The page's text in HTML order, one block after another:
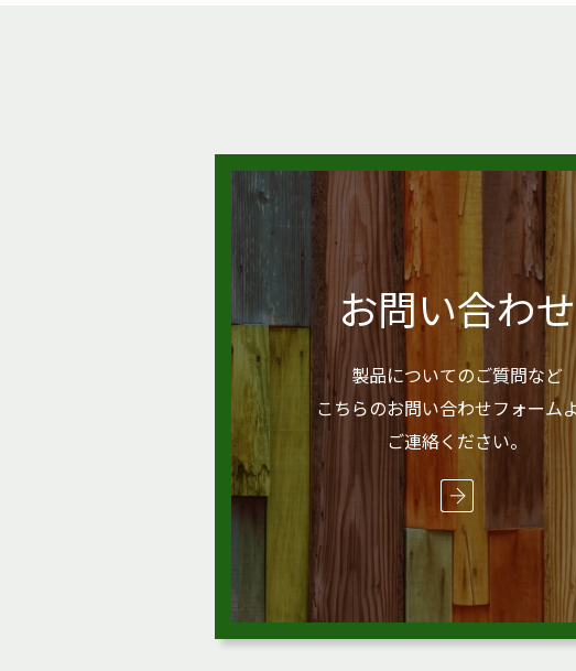
お問い合わせ
製品についてのご質問など
こちらのお問い合わせフォーム
ご連絡ください。